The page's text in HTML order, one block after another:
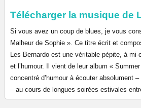
Télécharger la musique de
Si vous avez un coup de blues, je vous
Malheur de Sophie ». Ce titre écrit et
Les Bernardo est une véritable pépite, à
et l’humour. Il vient de leur album «
concentré d’humour à écouter absolument
– au cours de longues soirées estivales